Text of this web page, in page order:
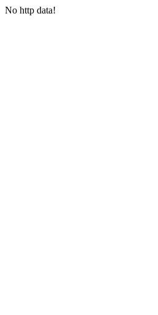
No http data!